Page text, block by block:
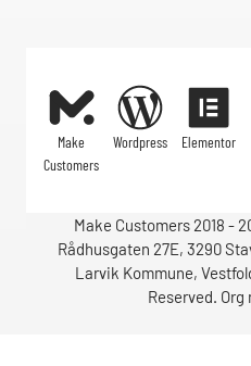
Make
Customers
Wordpress Elementor
Make Customers 2018 -
Rådhusgaten 27E, 3290
Larvik Kommune,
Reserved. Org